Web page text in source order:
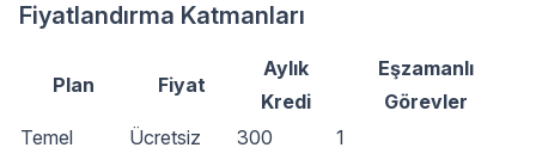
Fiyatlandırma Katmanları
Plan Fiyat
Aylık
Kredi
Eşzamanlı
Görevler
Temel
Ücretsiz 300
1